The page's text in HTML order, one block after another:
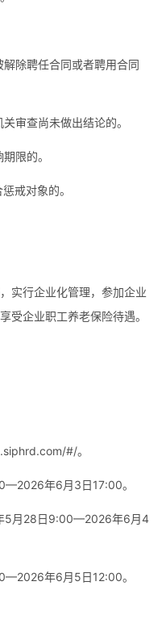
除聘任合同或者聘用合同
审查尚未做出结论的。
限的。
戒对象的。
实行企业化管理，参加企业
受企业职工养老保险待遇。
#/。
年6月3日17:00。
5月28日9:00—2026年6月4
年6月5日12:00。